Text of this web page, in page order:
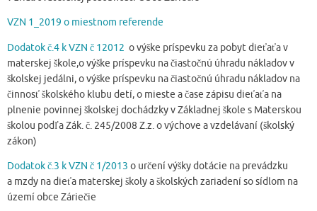
VZN 1_2019 o miestnom referende
Dodatok č.4 k VZN č 12012 o výške príspevku za pobyt dieťaťa v
materskej škole,o výške príspevku na čiastočnú úhradu nákladov v
školskej jedálni, o výške príspevku na čiastočnú úhradu nákladov na
činnosť školského klubu detí, o mieste a čase zápisu dieťaťa na
plnenie povinnej školskej dochádzky v Základnej škole s Materskou
školou podľa Zák. č. 245/2008 Z.z. o výchove a vzdelávaní (školský
zákon)
Dodatok č.3 k VZN č 1/2013 o určení výšky dotácie na prevádzku
a mzdy na dieťa materskej školy a školských zariadení so sídlom na
území obce Záriečie